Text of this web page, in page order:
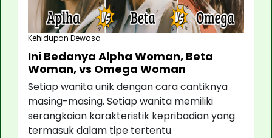
Kehidupan Dewasa
Ini Bedanya Alpha Woman, Beta
Woman, vs Omega Woman
Setiap wanita unik dengan cara cantiknya
masing-masing. Setiap wanita memiliki
serangkaian karakteristik kepribadian yang
termasuk dalam tipe tertentu